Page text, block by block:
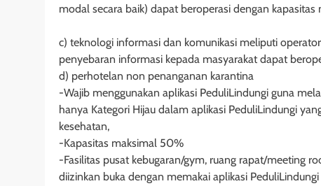
modal secara baik) dapat beroperasi dengan
c) teknologi informasi dan komunikasi meliputi
penyebaran informasi kepada masyarakat dapat
d) perhotelan non penanganan karantina
-Wajib menggunakan aplikasi PeduliLindungi guna
hanya Kategori Hijau dalam aplikasi PeduliLindungi
kesehatan,
-Kapasitas maksimal 50%
-Fasilitas pusat kebugaran/gym, ruang rapat/meeting
diizinkan buka dengan memakai aplikasi